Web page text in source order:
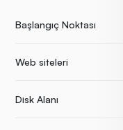
Başlangıç Noktası
Web siteleri
Disk Alanı